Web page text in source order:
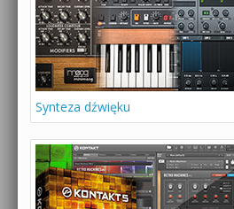
Synteza dźwięku